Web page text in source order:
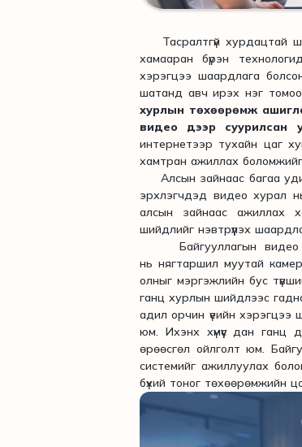
Тасралтгүй хурдацтай
хамааран бүрэн
хэрэгцээ шаардлага
шатанд авч ирэх нэг
хурлын төхөөрөмж
видео дээр суурилсан
интернетээр тухайн цаг
хамтран ажиллах
Алсын зайнаас багаа
эрхлэгчдэд видео хурал
алсын зайнаас ажиллах
шийдлийг нэвтрүүлэх
Байгууллагын видео
нь нягтаршил муутай
олныг мэргэжлийн бус
ганц хурлын шийдлээс
адил орчин үеийн хэрэгцээ
юм. Ихэнх хүмүүс дан ганц
өрөөсгөл ойлголт юм.
системийг ажиллуулах
бүхий тоног төхөөрөмжийн